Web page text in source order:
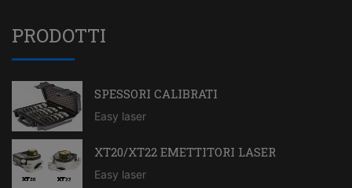
PRODOTTI
SPESSORI CALIBRATI
Easy laser
XT20/XT22 EMETTITORI LASER
Easy laser